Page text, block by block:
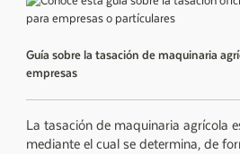
Guía sobre la tasación de maquinaria
empresas
La tasación de maquinaria agrícola
mediante el cual se determina, de